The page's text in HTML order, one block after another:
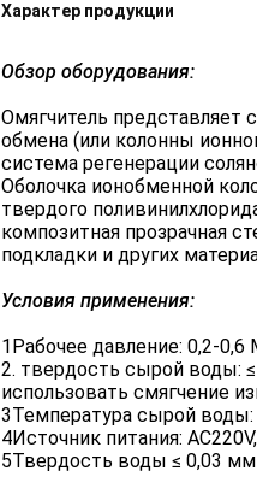
Характер продукции
Обзор оборудования:
Омягчитель представляет
обмена (или колонны
система регенерации
Оболочка ионобменной
твердого
композитная прозрачная
подкладки и других
Условия применения:
1Рабочее давление: 0,2-
2. твердость сырой воды:
использовать смягчение
3Температура сырой воды:
4Источник питания:
5Твердость воды ≤ 0,03